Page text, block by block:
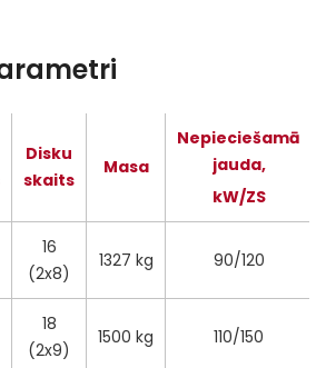
Disku
skaits
Masa
Nepieciešamā
jauda,
kW/ZS
16
(2x8)
1327 kg 90/120
18
(2x9)
1500 kg 110/150